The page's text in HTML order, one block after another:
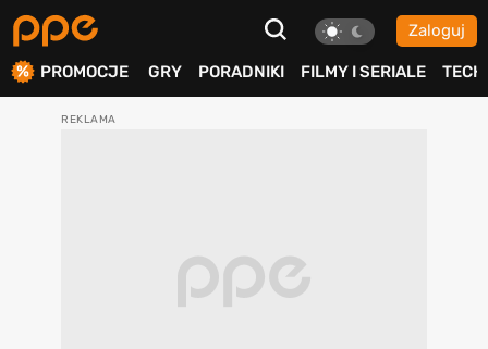
Zaloguj
PROMOCJE GRY PORADNIKI FILMY I SERIALE TECH